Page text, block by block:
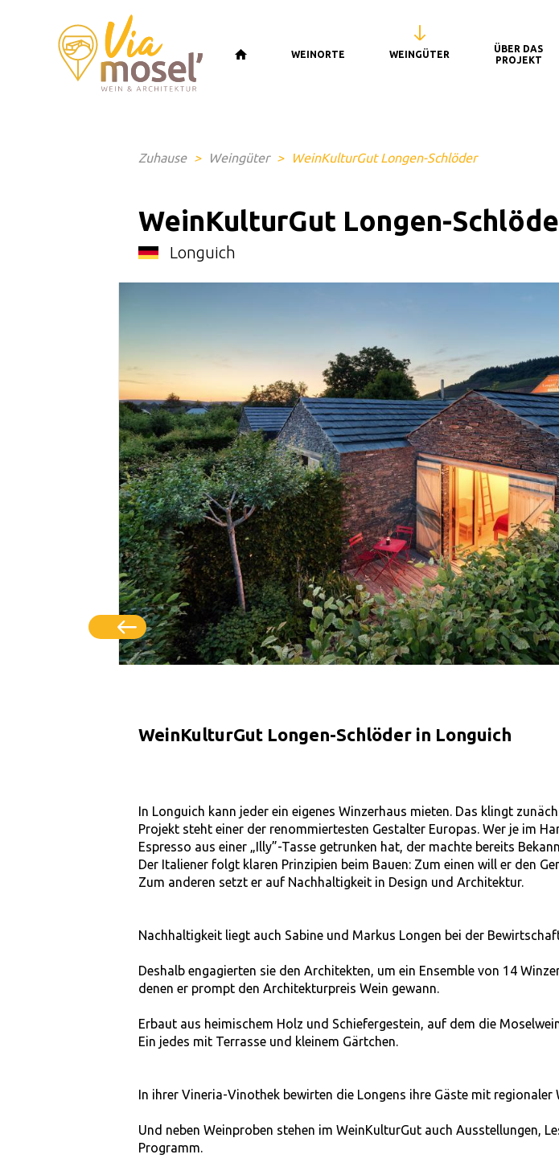
WEINORTE WEINGÜTER
ÜBER DAS
PROJEKT
Zuhause > Weingüter > WeinKulturGut Longen-Schlöder
WeinKulturGut Longen-
Longuich
WeinKulturGut Longen-Schlöder in Longuich
In Longuich kann jeder ein eigenes Winzerhaus mieten. Das klingt
Projekt steht einer der renommiertesten Gestalter Europas. Wer je im
Espresso aus einer „Illy”-Tasse getrunken hat, der machte bereits
Der Italiener folgt klaren Prinzipien beim Bauen: Zum einen will er den
Zum anderen setzt er auf Nachhaltigkeit in Design und Architektur.
Nachhaltigkeit liegt auch Sabine und Markus Longen bei der
Deshalb engagierten sie den Architekten, um ein Ensemble von 14
denen er prompt den Architekturpreis Wein gewann.
Erbaut aus heimischem Holz und Schiefergestein, auf dem die
Ein jedes mit Terrasse und kleinem Gärtchen.
In ihrer Vineria-Vinothek bewirten die Longens ihre Gäste mit regionaler
Und neben Weinproben stehen im WeinKulturGut auch Ausstellungen,
Programm.